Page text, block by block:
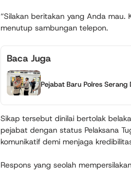
“Silakan beritakan yang Anda mau.
menutup sambungan telepon.
Baca Juga
Pejabat Baru Polres
Sikap tersebut dinilai bertolak
pejabat dengan status Pelaksana
komunikatif demi menjaga
Respons yang seolah